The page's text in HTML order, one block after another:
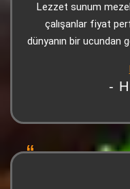
Lezzet sunum
çalışanlar fiyat
dünyanın bir ucundan
-